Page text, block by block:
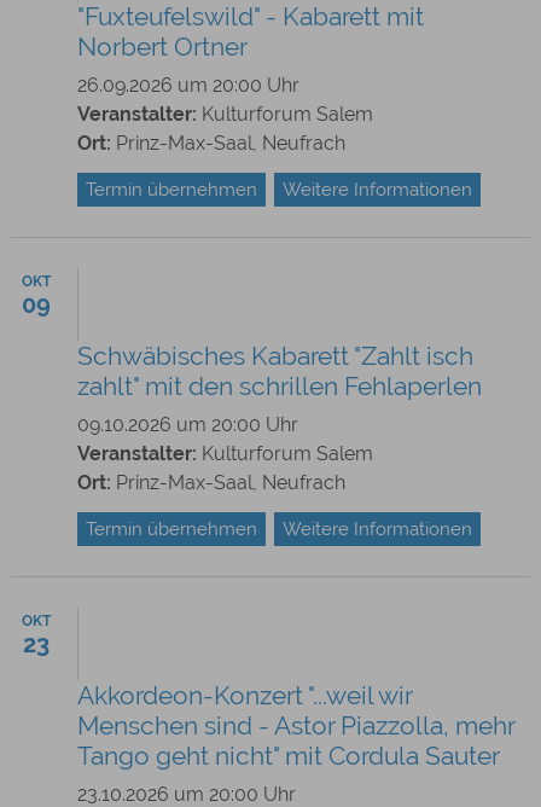
"Fuxteufelswild" - Kabarett mit
Norbert Ortner
26.09.2026 um 20:00 Uhr
Veranstalter: Kulturforum Salem
Ort: Prinz-Max-Saal, Neufrach
Termin übernehmen Weitere Informationen
OKT
09
Schwäbisches Kabarett "Zahlt isch
zahlt" mit den schrillen Fehlaperlen
09.10.2026 um 20:00 Uhr
Veranstalter: Kulturforum Salem
Ort: Prinz-Max-Saal, Neufrach
Termin übernehmen Weitere Informationen
OKT
23
Akkordeon-Konzert "...weil wir
Menschen sind - Astor Piazzolla, mehr
Tango geht nicht" mit Cordula Sauter
23.10.2026 um 20:00 Uhr